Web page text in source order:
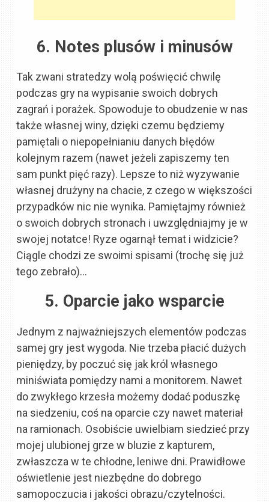
6. Notes plusów i minusów
Tak zwani stratedzy wolą poświęcić chwilę
podczas gry na wypisanie swoich dobrych
zagrań i porażek. Spowoduje to obudzenie w nas
także własnej winy, dzięki czemu będziemy
pamiętali o niepopełnianiu danych błędów
kolejnym razem (nawet jeżeli zapiszemy ten
sam punkt pięć razy). Lepsze to niż wyzywanie
własnej drużyny na chacie, z czego w większości
przypadków nic nie wynika. Pamiętajmy również
o swoich dobrych stronach i uwzględniajmy je w
swojej notatce! Ryze ogarnął temat i widzicie?
Ciągle chodzi ze swoimi spisami (trochę się już
tego zebrało)…
5. Oparcie jako wsparcie
Jednym z najważniejszych elementów podczas
samej gry jest wygoda. Nie trzeba płacić dużych
pieniędzy, by poczuć się jak król własnego
miniświata pomiędzy nami a monitorem. Nawet
do zwykłego krzesła możemy dodać poduszkę
na siedzeniu, coś na oparcie czy nawet materiał
na ramionach. Osobiście uwielbiam siedzieć przy
mojej ulubionej grze w bluzie z kapturem,
zwłaszcza w te chłodne, leniwe dni. Prawidłowe
oświetlenie jest niezbędne do dobrego
samopoczucia i jakości obrazu/czytelności.